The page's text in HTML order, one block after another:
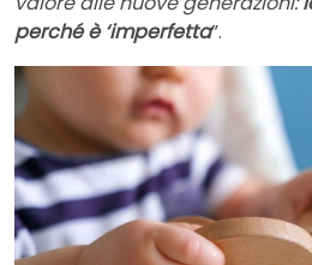
perché è ‘imperfetta”.